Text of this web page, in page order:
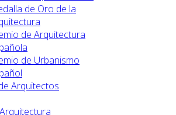
de Oro de la
de Arquitectura
de Urbanismo
Arquitectos